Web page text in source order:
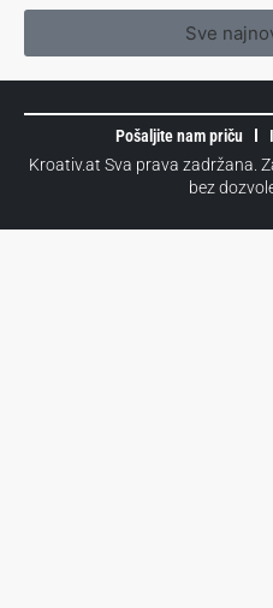
Sve
Pošaljite nam priču
Kroativ.at Sva prava zadržana.
bez